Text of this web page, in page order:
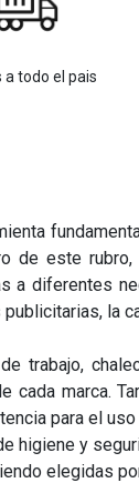
a todo el pais
de este
a diferentes
la
trabajo,
marca.
para el
higiene y
elegidas